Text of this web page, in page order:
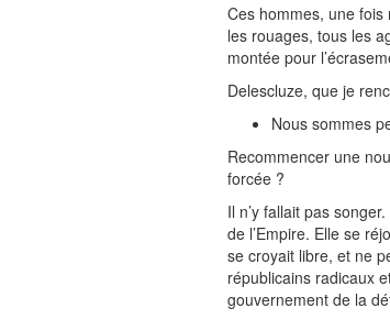
Ces hommes, une fois
les rouages, tous les
montée pour
Delescluze, que je
Nous sommes
Recommencer une
forcée ?
Il n’y fallait pas
de l’Empire. Elle se
se croyait libre, et ne
républicains radicaux
gouvernement de la